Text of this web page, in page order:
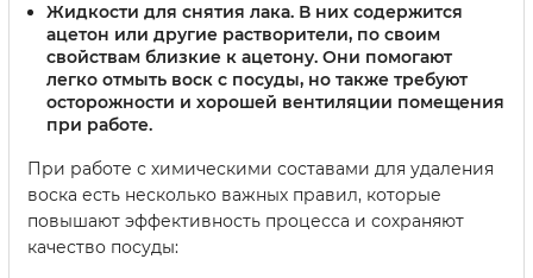
Жидкости для снятия лака. В них содержится
ацетон или другие растворители, по своим
свойствам близкие к ацетону. Они помогают
легко отмыть воск с посуды, но также требуют
осторожности и хорошей вентиляции помещения
при работе.
При работе с химическими составами для удаления
воска есть несколько важных правил, которые
повышают эффективность процесса и сохраняют
качество посуды: